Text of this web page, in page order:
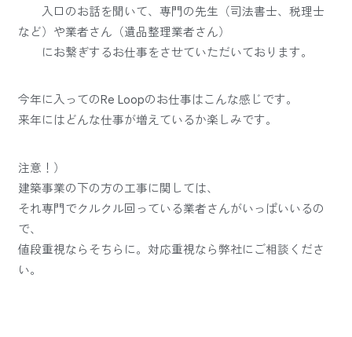
入口のお話を聞いて、専門の先生（司法書士、税理士
など）や業者さん（遺品整理業者さん）
にお繋ぎするお仕事をさせていただいております。
今年に入ってのRe Loopのお仕事はこんな感じです。
来年にはどんな仕事が増えているか楽しみです。
注意！）
建築事業の下の方の工事に関しては、
それ専門でクルクル回っている業者さんがいっぱいいるの
で、
値段重視ならそちらに。対応重視なら弊社にご相談くださ
い。